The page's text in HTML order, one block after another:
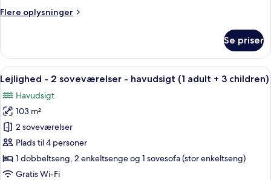
havudsigt
+
2
children)
Flere oplysninger
Flere
-
soveværelser
havudsigt
(1
adult
+
2
children)
Se priser
Indlæs
alle
billeder
af
Lejlighed
-
2
soveværelser
2 soveværelser, pengeskab på
10
Lejlighed - 2 soveværelser - havudsigt (1 adult + 3 children)
Havudsigt
103 m²
2 soveværelser
Plads til 4 personer
1 dobbeltseng, 2 enkeltsenge og 1 sovesofa (stor enkeltseng)
Gratis Wi-Fi